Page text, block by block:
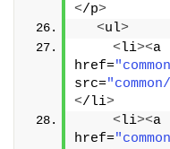
</p>
<ul>
<li><a
href=
src=
</li>
<li><a
href=